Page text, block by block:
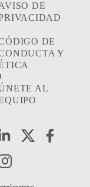
DE
DE
Y
AL